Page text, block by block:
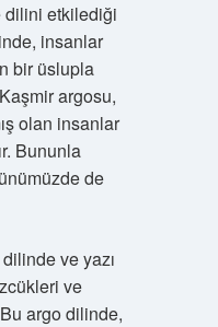
dilini etkilediği
insanlar
bir üslupla
argosu,
olan insanlar
Bununla
de
ve yazı
ve
argo dilinde,